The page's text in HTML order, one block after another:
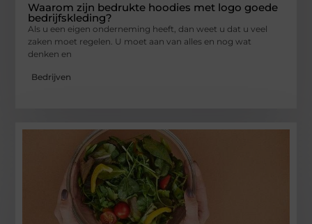
Waarom zijn bedrukte hoodies met logo goede
bedrijfskleding?
Als u een eigen onderneming heeft, dan weet u dat u veel
zaken moet regelen. U moet aan van alles en nog wat
denken en
Bedrijven